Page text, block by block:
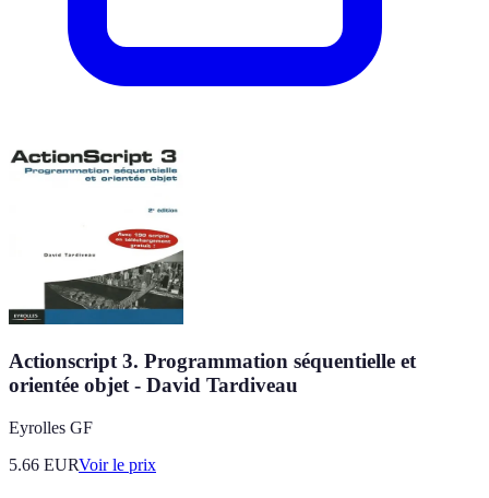
Actionscript 3. Programmation séquentielle et
orientée objet - David Tardiveau
Eyrolles GF
5.66 EURVoir le prix